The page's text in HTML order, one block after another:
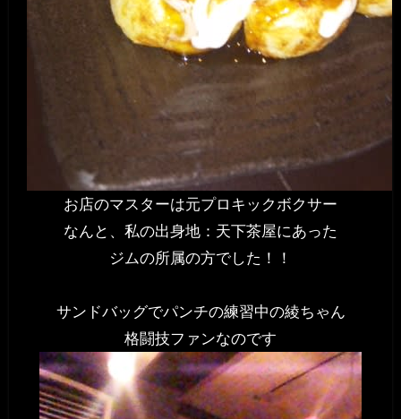
お店のマスターは元プロキックボクサー
なんと、私の出身地：天下茶屋にあった
ジムの所属の方でした！！
サンドバッグでパンチの練習中の綾ちゃん
格闘技ファンなのです